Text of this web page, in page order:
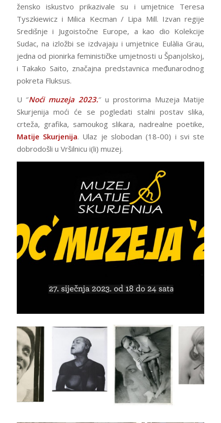
žensko iskustvo prikazivale su i umjetnice Teresa
Tyszkiewicz i Milica Kecman / Lipa Mill. Izvan regije
Središnje i Jugoistočne Europe, a kao dio Kolekcije
Sudac, na izložbi se izdvajaju i umjetnice Eulàlia Grau,
jedna od pionirka feminističke umjetnosti u Španjolskoj,
i Takako Saito, značajna predstavnica međunarodnog
pokreta Fluksus.
U ″Noći muzeja 2023.″ u prostorima Muzeja Matije
Skurjenija moći će se pogledati stalni postav slika,
crteža, grafika, samoukog slikara, nadrealne poetike,
Matije Skurjenija. Ulaz je slobodan (18-00) i svi ste
dobrodošli u Vršilnicu i(li) muzej.